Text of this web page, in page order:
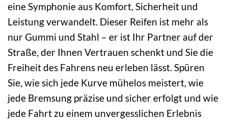
eine Symphonie aus Komfort, Sicherheit und
Leistung verwandelt. Dieser Reifen ist mehr als
nur Gummi und Stahl – er ist Ihr Partner auf der
Straße, der Ihnen Vertrauen schenkt und Sie die
Freiheit des Fahrens neu erleben lässt. Spüren
Sie, wie sich jede Kurve mühelos meistert, wie
jede Bremsung präzise und sicher erfolgt und wie
jede Fahrt zu einem unvergesslichen Erlebnis